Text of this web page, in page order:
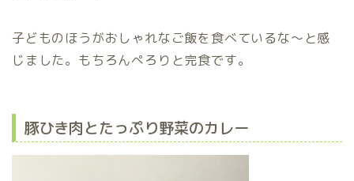
子どものほうがおしゃれなご飯を食べているな〜と感
じました。もちろんぺろりと完食です。
豚ひき肉とたっぷり野菜のカレー